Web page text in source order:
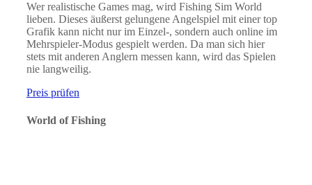
Wer realistische Games mag, wird Fishing Sim World
lieben. Dieses äußerst gelungene Angelspiel mit einer top
Grafik kann nicht nur im Einzel-, sondern auch online im
Mehrspieler-Modus gespielt werden. Da man sich hier
stets mit anderen Anglern messen kann, wird das Spielen
nie langweilig.
Preis prüfen
World of Fishing